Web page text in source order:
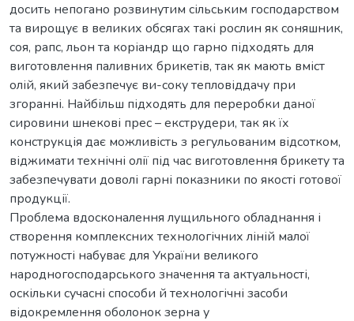
досить непогано розвинутим сільським господарством
та вирощує в великих обсягах такі рослин як соняшник,
соя, рапс, льон та коріандр що гарно підходять для
виготовлення паливних брикетів, так як мають вміст
олій, який забезпечує ви-соку тепловіддачу при
згоранні. Найбільш підходять для переробки даної
сировини шнекові прес – екструдери, так як їх
конструкція дає можливість з регульованим відсотком,
віджимати технічні олії під час виготовлення брикету та
забезпечувати доволі гарні показники по якості готової
продукції.
Проблема вдосконалення лущильного обладнання і
створення комплексних технологічних ліній малої
потужності набуває для України великого
народногосподарського значення та актуальності,
оскільки сучасні способи й технологічні засоби
відокремлення оболонок зерна у